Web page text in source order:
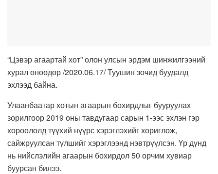
“Цэвэр агаартай хот” олон улсын эрдэм шинжилгээний
хурал өнөөдөр /2020.06.17/ Туушин зочид буудалд
эхлээд байна.
Улаанбаатар хотын агаарын бохирдлыг бууруулах
зорилгоор 2019 оны тавдугаар сарын 1-ээс эхлэн гэр
хороололд түүхий нүүрс хэрэглэхийг хориглож,
сайжруулсан түлшийг хэрэглээнд нэвтрүүлсэн. Үр дүнд
нь нийслэлийн агаарын бохирдол 50 орчим хувиар
буурсан билээ.